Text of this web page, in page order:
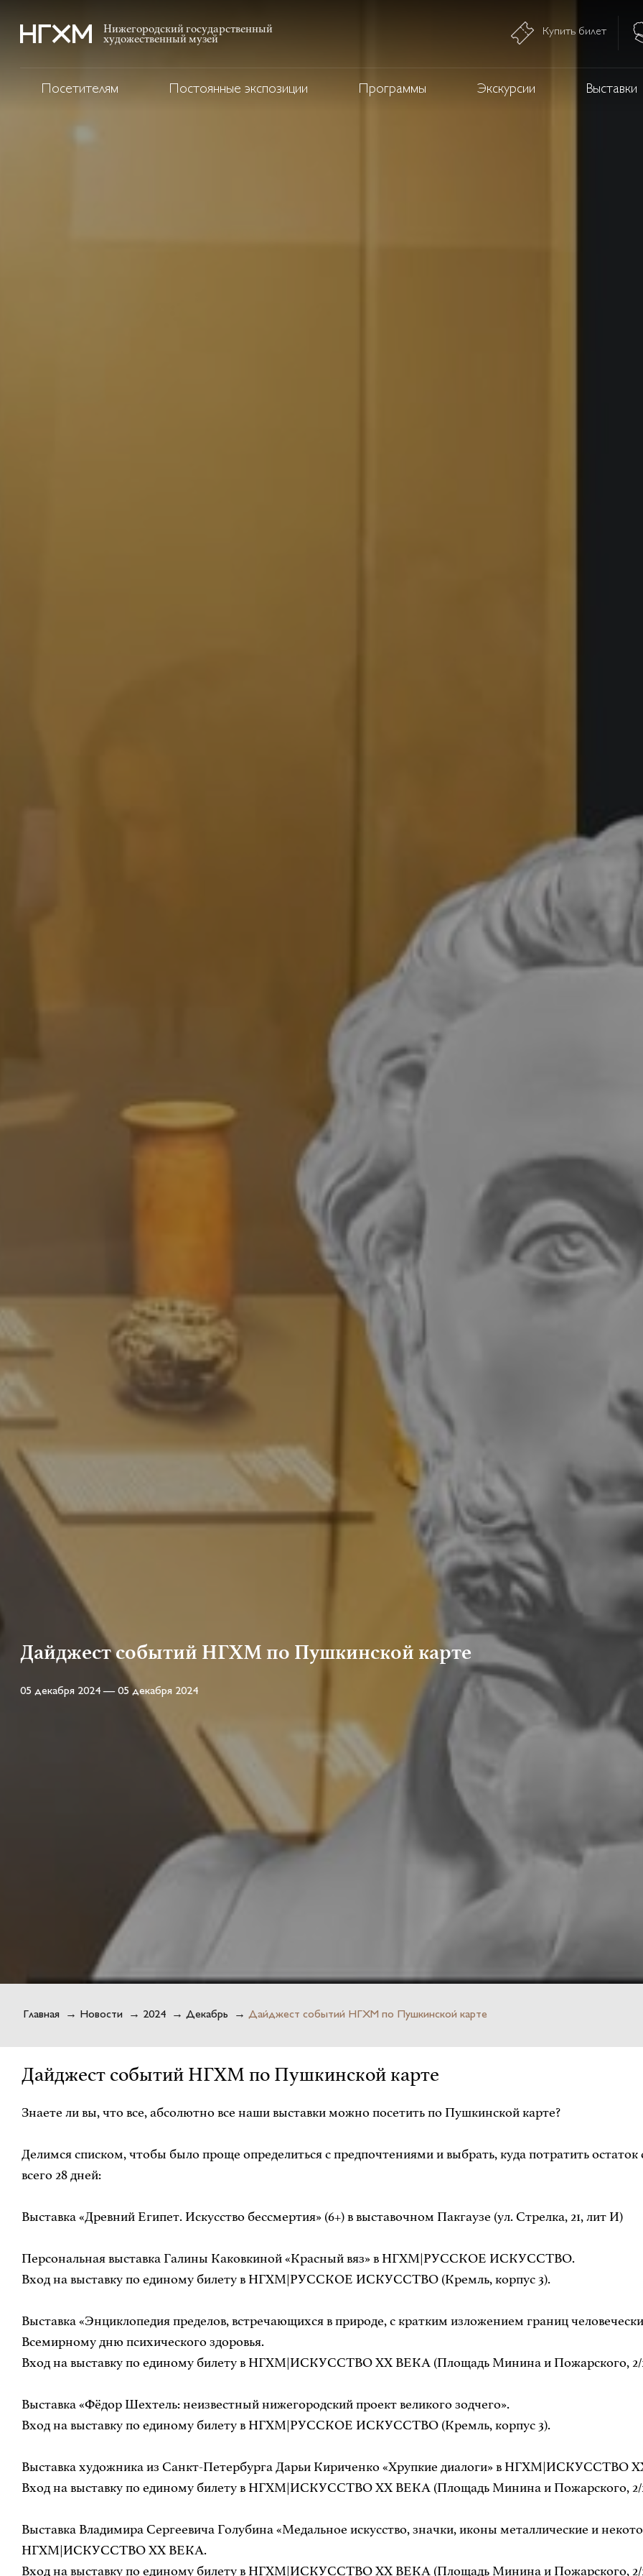
Дайджест событий НГХМ по Пушкинской карте
05 декабря 2024 — 05 декабря 2024
Нижегородский государственный
художественный музей
Купить билет
Посетителям Постоянные экспозиции Программы Экскурсии Выставки
Главная → Новости → 2024 → Декабрь → Дайджест событий НГХМ по Пушкинской карте
Дайджест событий НГХМ по Пушкинской карте
Знаете ли вы, что все, абсолютно все наши выставки можно посетить по Пушкинской карте?
Делимся списком, чтобы было проще определиться с предпочтениями и выбрать, куда потратить остаток
всего 28 дней:
Выставка «Древний Египет. Искусство бессмертия» (6+) в выставочном Пакгаузе (ул. Стрелка, 21, лит И)
Персональная выставка Галины Каковкиной «Красный вяз» в НГХМ|РУССКОЕ ИСКУССТВО.
Вход на выставку по единому билету в НГХМ|РУССКОЕ ИСКУССТВО (Кремль, корпус 3).
Выставка «Энциклопедия пределов, встречающихся в природе, с кратким изложением границ
Всемирному дню психического здоровья.
Вход на выставку по единому билету в НГХМ|ИСКУССТВО ХХ ВЕКА (Площадь Минина и Пожарского, 2/
Выставка «Фёдор Шехтель: неизвестный нижегородский проект великого зодчего».
Вход на выставку по единому билету в НГХМ|РУССКОЕ ИСКУССТВО (Кремль, корпус 3).
Выставка художника из Санкт-Петербурга Дарьи Кириченко «Хрупкие диалоги» в НГХМ|ИСКУССТВО
Вход на выставку по единому билету в НГХМ|ИСКУССТВО ХХ ВЕКА (Площадь Минина и Пожарского, 2/
Выставка Владимира Сергеевича Голубина «Медальное искусство, значки, иконы металлические и
НГХМ|ИСКУССТВО ХХ ВЕКА.
Вход на выставку по единому билету в НГХМ|ИСКУССТВО ХХ ВЕКА (Площадь Минина и Пожарского, 2/